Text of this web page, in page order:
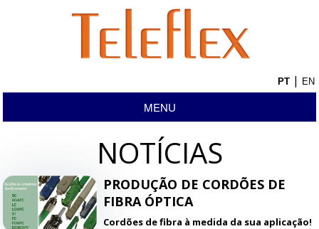
|
MENU
NOTÍCIAS
PRODUÇÃO DE CORDÕES DE
FIBRA ÓPTICA
Cordões de fibra à medida da sua aplicação!